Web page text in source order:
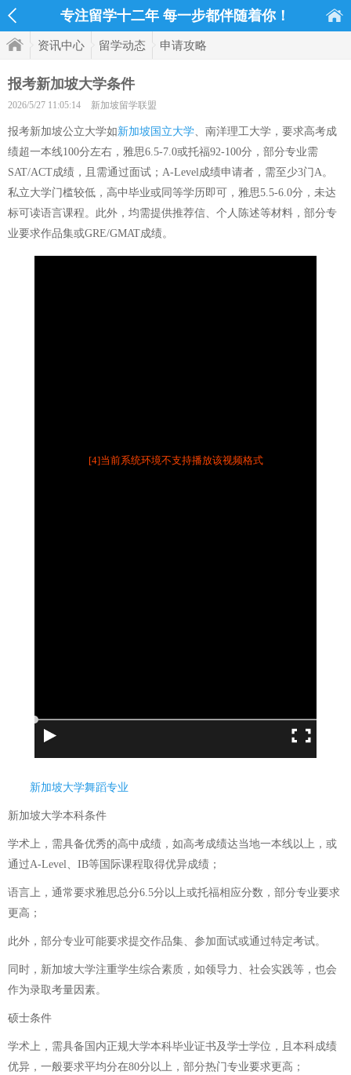
专注留学十二年 每一步都伴随着你！
资讯中心 留学动态 申请攻略
报考新加坡大学条件
2026/5/27 11:05:14 新加坡留学联盟
报考新加坡公立大学如新加坡国立大学、南洋理工大学，要求高考成
绩超一本线100分左右，雅思6.5-7.0或托福92-100分，部分专业需
SAT/ACT成绩，且需通过面试；A-Level成绩申请者，需至少3门A。
私立大学门槛较低，高中毕业或同等学历即可，雅思5.5-6.0分，未达
标可读语言课程。此外，均需提供推荐信、个人陈述等材料，部分专
业要求作品集或GRE/GMAT成绩。
[4]当前系统环境不支持播放该视频格式
新加坡大学舞蹈专业
新加坡大学本科条件
学术上，需具备优秀的高中成绩，如高考成绩达当地一本线以上，或
通过A-Level、IB等国际课程取得优异成绩；
语言上，通常要求雅思总分6.5分以上或托福相应分数，部分专业要求
更高；
此外，部分专业可能要求提交作品集、参加面试或通过特定考试。
同时，新加坡大学注重学生综合素质，如领导力、社会实践等，也会
作为录取考量因素。
硕士条件
学术上，需具备国内正规大学本科毕业证书及学士学位，且本科成绩
优异，一般要求平均分在80分以上，部分热门专业要求更高；